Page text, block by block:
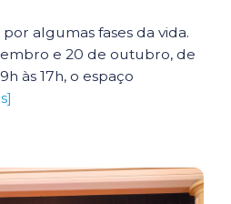
algumas fases da vida.
e 20 de outubro, de
às 17h, o espaço